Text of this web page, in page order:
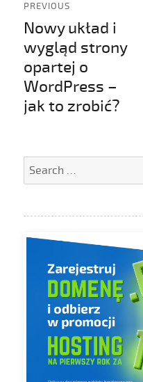
wpisu
PREVIOUS
Previous
Nowy układ i
wygląd strony
opartej o
WordPress –
jak to zrobić?